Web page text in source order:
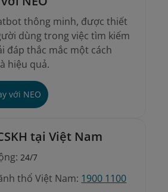
thông minh, được thiết
dùng trong việc tìm kiếm
đáp thắc mắc một cách
hiệu quả.
với NEO
tại Việt Nam
24/7
thổ Việt Nam: 1900 1100